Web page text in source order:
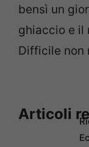
bensì un
ghiaccio e il
Difficile non
Articoli